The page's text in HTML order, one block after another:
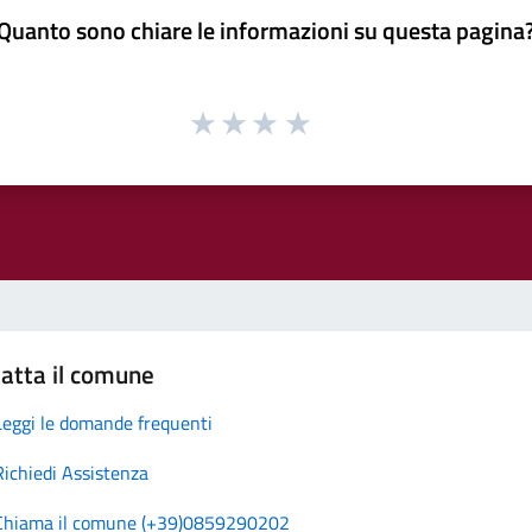
sono chiare le informazioni su questa
il comune
le domande frequenti
Assistenza
il comune (+39)0859290202